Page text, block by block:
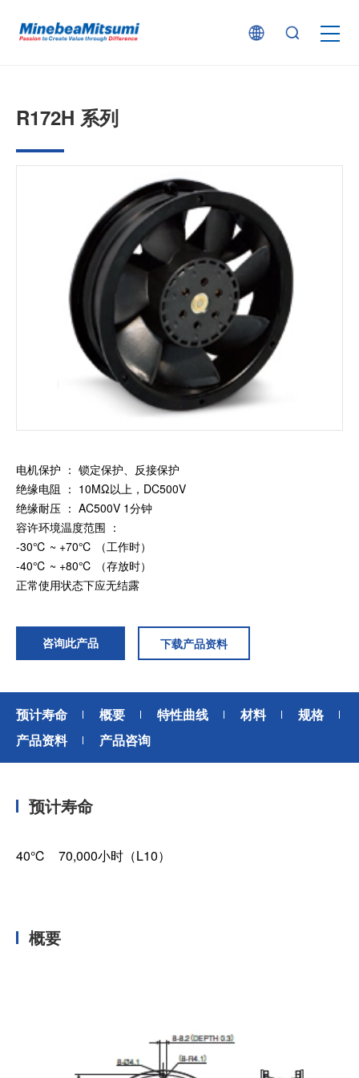
R172H 系列
电机保护 ： 锁定保护、反接保护
绝缘电阻 ： 10MΩ以上，DC500V
绝缘耐压 ： AC500V 1分钟
容许环境温度范围 ：
-30℃ ~ +70℃ （工作时）
-40℃ ~ +80℃ （存放时）
正常使用状态下应无结露
咨询此产品 下载产品资料
预计寿命 概要 特性曲线 材料
规格
产品资料
产品咨询
预计寿命
40℃ 70,000小时（L10）
概要